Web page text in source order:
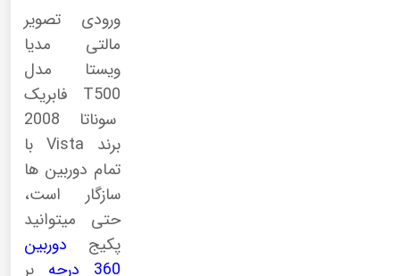
ورودی تصویر
مالتی مدیا
ویستا مدل
T500 فابریک
سوناتا 2008
برند Vista با
تمام دوربین ها
سازگار است،
حتی میتوانید
پکیج دوربین
360 درجه
بر